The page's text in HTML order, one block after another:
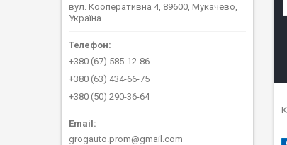
вул. Кооперативна 4, 89600, Мукачево,
Україна
+380 (67) 585-12-86
+380 (63) 434-66-75
+380 (50) 290-36-64
grogauto.prom@gmail.com